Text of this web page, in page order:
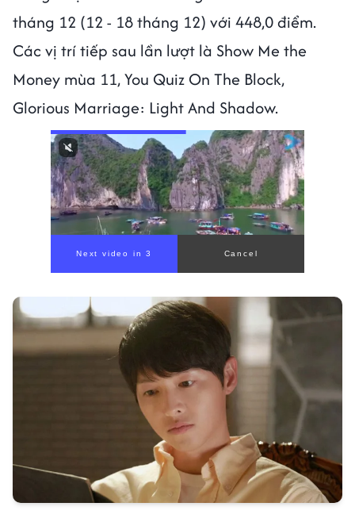
tháng 12 (12 - 18 tháng 12) với 448,0 điểm.
Các vị trí tiếp sau lần lượt là Show Me the
Money mùa 11, You Quiz On The Block,
Glorious Marriage: Light And Shadow.
Next video in 1 Cancel